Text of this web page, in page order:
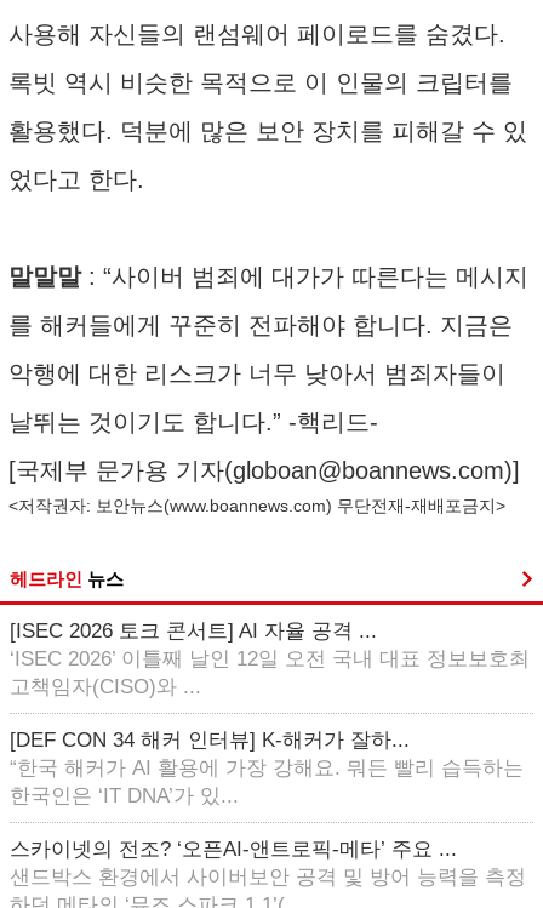
사용해 자신들의 랜섬웨어 페이로드를 숨겼다.
록빗 역시 비슷한 목적으로 이 인물의 크립터를
활용했다. 덕분에 많은 보안 장치를 피해갈 수 있
었다고 한다.
말말말: “사이버 범죄에 대가가 따른다는 메시지
를 해커들에게 꾸준히 전파해야 합니다. 지금은
악행에 대한 리스크가 너무 낮아서 범죄자들이
날뛰는 것이기도 합니다.” -핵리드-
[국제부 문가용 기자(globoan@boannews.com)]
<저작권자: 보안뉴스(www.boannews.com) 무단전재-재배포금지>
헤드라인 뉴스
[ISEC 2026 토크 콘서트] AI 자율 공격 ...
‘ISEC 2026’ 이틀째 날인 12일 오전 국내 대표 정보보호최
고책임자(CISO)와 ...
[DEF CON 34 해커 인터뷰] K-해커가 잘하...
“한국 해커가 AI 활용에 가장 강해요. 뭐든 빨리 습득하는
한국인은 ‘IT DNA’가 있...
스카이넷의 전조? ‘오픈AI-앤트로픽-메타’ 주요 ...
샌드박스 환경에서 사이버보안 공격 및 방어 능력을 측정